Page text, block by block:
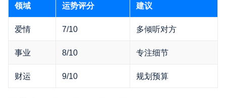
领域 运势评分 建议
爱情 7/10 多倾听对方
事业 8/10 专注细节
财运 9/10 规划预算